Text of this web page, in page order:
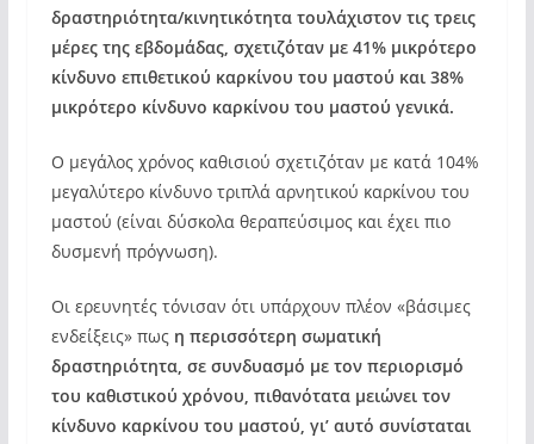
δραστηριότητα/κινητικότητα τουλάχιστον τις τρεις
μέρες της εβδομάδας, σχετιζόταν με 41% μικρότερο
κίνδυνο επιθετικού καρκίνου του μαστού και 38%
μικρότερο κίνδυνο καρκίνου του μαστού γενικά.
Ο μεγάλος χρόνος καθισιού σχετιζόταν με κατά 104%
μεγαλύτερο κίνδυνο τριπλά αρνητικού καρκίνου του
μαστού (είναι δύσκολα θεραπεύσιμος και έχει πιο
δυσμενή πρόγνωση).
Οι ερευνητές τόνισαν ότι υπάρχουν πλέον «βάσιμες
ενδείξεις» πωςη περισσότερη σωματική
δραστηριότητα, σε συνδυασμό με τον περιορισμό
του καθιστικού χρόνου, πιθανότατα μειώνει τον
κίνδυνο καρκίνου του μαστού, γι’ αυτό συνίσταται